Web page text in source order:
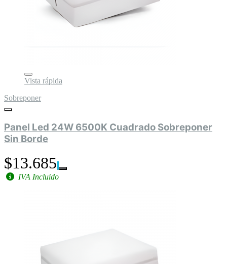
Vista rápida
Sobreponer
Panel Led 24W 6500K Cuadrado Sobreponer
Sin Borde
$13.685
IVA Incluido